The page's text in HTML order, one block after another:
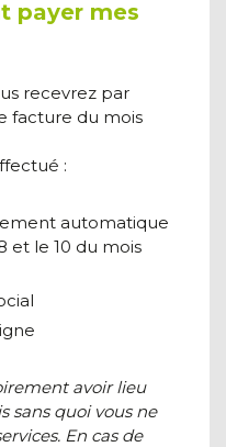
payer mes
recevrez par
facture du mois
:
automatique
et le 10 du mois
avoir lieu
sans quoi vous ne
En cas de